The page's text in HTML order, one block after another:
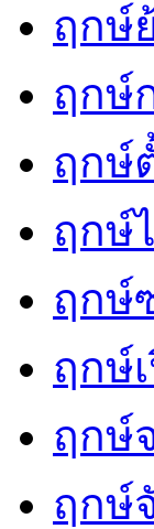
ฤกษ์
ฤกษ์
ฤกษ์
ฤกษ์
ฤกษ์
ฤกษ์
ฤกษ์
ฤกษ์